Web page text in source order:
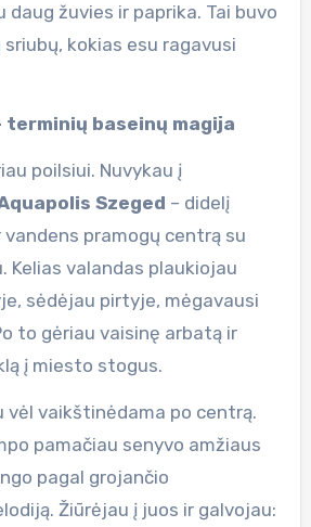
daug žuvies ir paprika. Tai buvo
kokias esu ragavusi
terminių baseinų magija
poilsiui. Nuvykau į
Szeged – didelį
pramogų centrą su
Kelias valandas plaukiojau
sėdėjau pirtyje, mėgavausi
to gėriau vaisinę arbatą ir
į miesto stogus.
vėl vaikštinėdama po centrą.
pamačiau senyvo amžiaus
pagal grojančio
Žiūrėjau į juos ir galvojau: